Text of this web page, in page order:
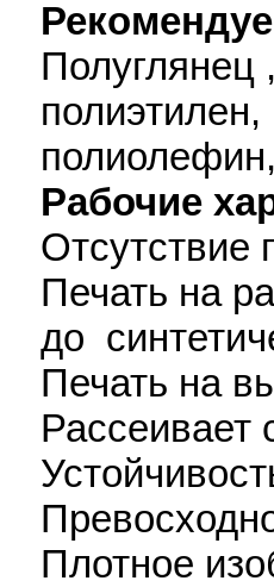
Полуглянец
Рабочие
Отсутствие
Печать на
до
Печать на
Рассеивает
Плотное